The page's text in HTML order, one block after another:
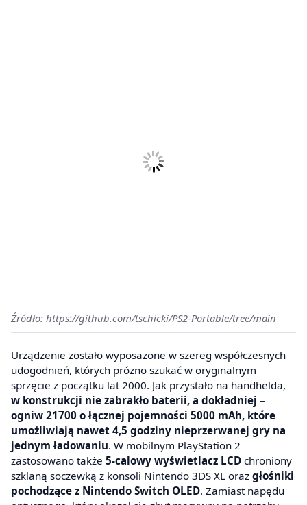
Źródło: https://github.com/tschicki/PS2-Portable/tree/main
Urządzenie zostało wyposażone w szereg współczesnych
udogodnień, których próżno szukać w oryginalnym
sprzęcie z początku lat 2000. Jak przystało na handhelda,
w konstrukcji nie zabrakło baterii, a dokładniej –
ogniw 21700 o łącznej pojemności 5000 mAh, które
umożliwiają nawet 4,5 godziny nieprzerwanej gry na
jednym ładowaniu. W mobilnym PlayStation 2
zastosowano także 5-calowy wyświetlacz LCD chroniony
szklaną soczewką z konsoli Nintendo 3DS XL oraz głośniki
pochodzące z Nintendo Switch OLED. Zamiast napędu